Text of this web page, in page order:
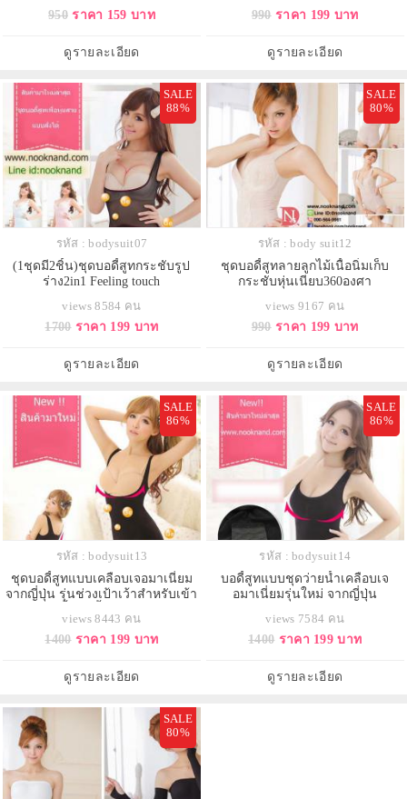
950 ราคา 159 บาท
ดูรายละเอียด
990 ราคา 199 บาท
ดูรายละเอียด
SALE
88%
รหัส : bodysuit07
(1ชุดมี2ชิ้น)ชุดบอดี้สูทกระชับรูป
ร่าง2in1 Feeling touch
views 8584 คน
1700 ราคา 199 บาท
ดูรายละเอียด
SALE
80%
รหัส : body suit12
ชุดบอดี้สูทลายลูกไม้เนื้อนิ่มเก็บ
กระชับหุ่นเนียบ360องศา
views 9167 คน
990 ราคา 199 บาท
ดูรายละเอียด
SALE
86%
รหัส : bodysuit13
ชุดบอดี้สูทแบบเคลือบเจอมาเนี่ยม
จากญี่ปุ่น รุ่นช่วงเป้าเว้าสำหรับเข้า
views 8443 คน
1400 ราคา 199 บาท
ดูรายละเอียด
SALE
86%
รหัส : bodysuit14
บอดี้สูทแบบชุดว่ายน้ำเคลือบเจ
อมาเนี่ยมรุ่นใหม่ จากญี่ปุ่น
views 7584 คน
1400 ราคา 199 บาท
ดูรายละเอียด
SALE
80%